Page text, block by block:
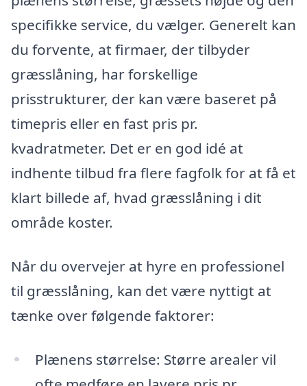
specifikke service, du vælger. Generelt kan
du forvente, at firmaer, der tilbyder
græsslåning, har forskellige
prisstrukturer, der kan være baseret på
timepris eller en fast pris pr.
kvadratmeter. Det er en god idé at
indhente tilbud fra flere fagfolk for at få et
klart billede af, hvad græsslåning i dit
område koster.
Når du overvejer at hyre en professionel
til græsslåning, kan det være nyttigt at
tænke over følgende faktorer:
Plænens størrelse: Større arealer vil